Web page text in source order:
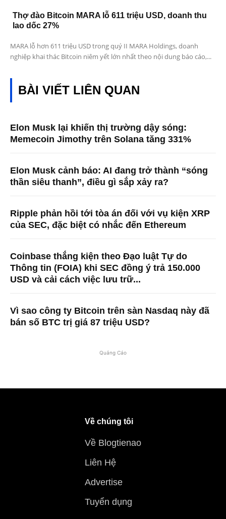
Thợ đào Bitcoin MARA lỗ 611 triệu USD, doanh thu
lao dốc 27%
MARA lỗ hơn 611 triệu USD trong quý II MARA Holdings, doanh
nghiệp khai thác Bitcoin niêm yết lớn nhất theo nội dung báo cáo,...
BÀI VIẾT LIÊN QUAN
Elon Musk lại khiến thị trường dậy sóng:
Memecoin Jimothy trên Solana tăng 331%
Elon Musk cảnh báo: AI đang trở thành “sóng
thần siêu thanh”, điều gì sắp xảy ra?
Ripple phản hồi tới tòa án đối với vụ kiện XRP
của SEC, đặc biệt có nhắc đến Ethereum
Coinbase thắng kiện theo Đạo luật Tự do
Thông tin (FOIA) khi SEC đồng ý trả 150.000
USD và cải cách việc lưu trữ...
Vì sao công ty Bitcoin trên sàn Nasdaq này đã
bán số BTC trị giá 87 triệu USD?
Quảng Cáo
Về chúng tôi
Về Blogtienao
Liên Hệ
Advertise
Tuyển dụng